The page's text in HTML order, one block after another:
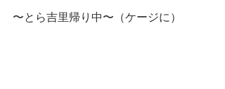
〜とら吉里帰り中〜（ケージに）